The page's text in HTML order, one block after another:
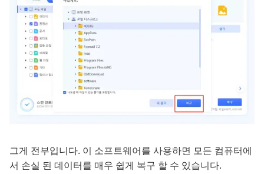
그게 전부입니다. 이 소프트웨어를 사용하면 모든 컴퓨터에
서 손실 된 데이터를 매우 쉽게 복구 할 수 있습니다.